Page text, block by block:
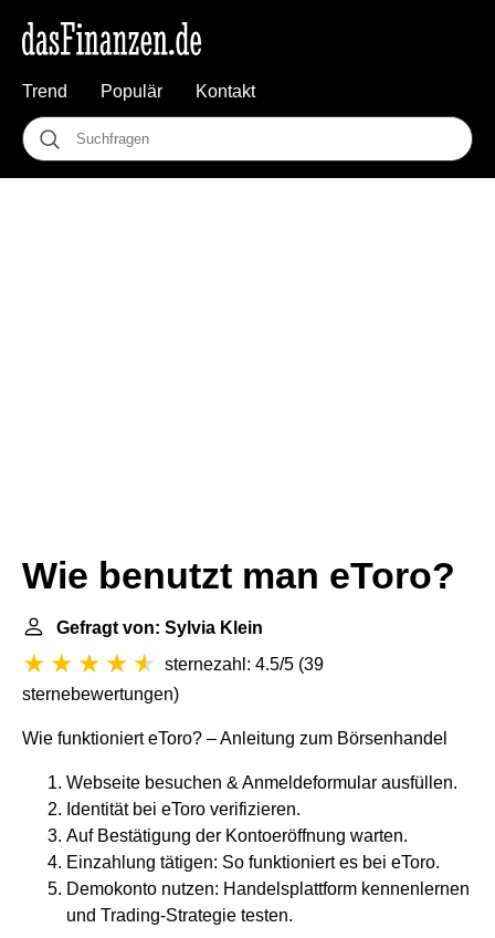
Trend Populär Kontakt
Wie benutzt man eToro?
Gefragt von: Sylvia Klein
sternezahl: 4.5/5 (39
sternebewertungen)
Wie funktioniert eToro? – Anleitung zum Börsenhandel
Webseite besuchen & Anmeldeformular ausfüllen.
Identität bei eToro verifizieren.
Auf Bestätigung der Kontoeröffnung warten.
Einzahlung tätigen: So funktioniert es bei eToro.
Demokonto nutzen: Handelsplattform kennenlernen
und Trading-Strategie testen.